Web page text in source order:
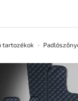
tartozékok >